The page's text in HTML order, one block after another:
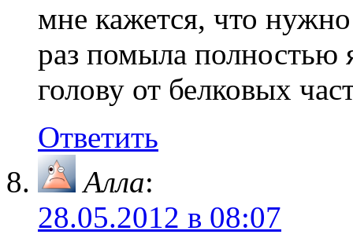
мне кажется, что
раз помыла полностью
голову от белковых
Ответить
Алла:
28.05.2012 в 08:07